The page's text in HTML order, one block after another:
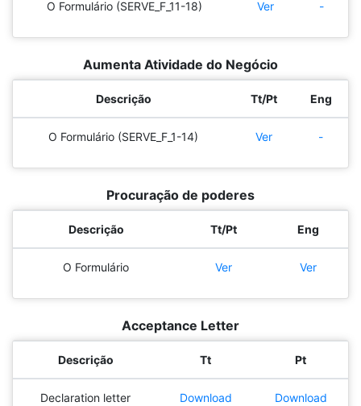
O Formulário (SERVE_F_11-18) Ver -
Aumenta Atividade do Negócio
Descrição Tt/Pt Eng
O Formulário (SERVE_F_1-14) Ver -
Procuração de poderes
Descrição Tt/Pt Eng
O Formulário Ver Ver
Acceptance Letter
Descrição Tt Pt
Declaration letter Download Download